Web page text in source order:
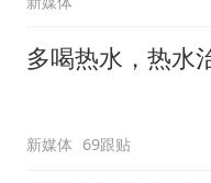
多喝热水，热水
新媒体 69跟贴